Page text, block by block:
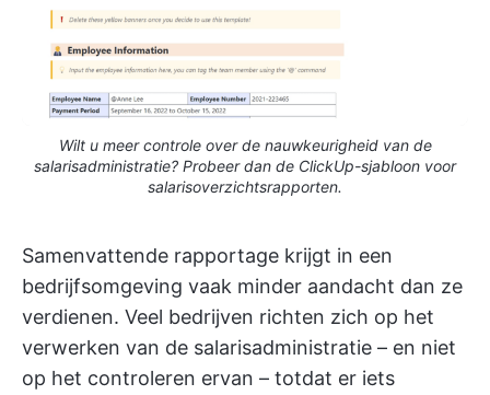
Wilt u meer controle over de nauwkeurigheid van de
salarisadministratie? Probeer dan de ClickUp-sjabloon voor
salarisoverzichtsrapporten.
Samenvattende rapportage krijgt in een
bedrijfsomgeving vaak minder aandacht dan ze
verdienen. Veel bedrijven richten zich op het
verwerken van de salarisadministratie – en niet
op het controleren ervan – totdat er iets